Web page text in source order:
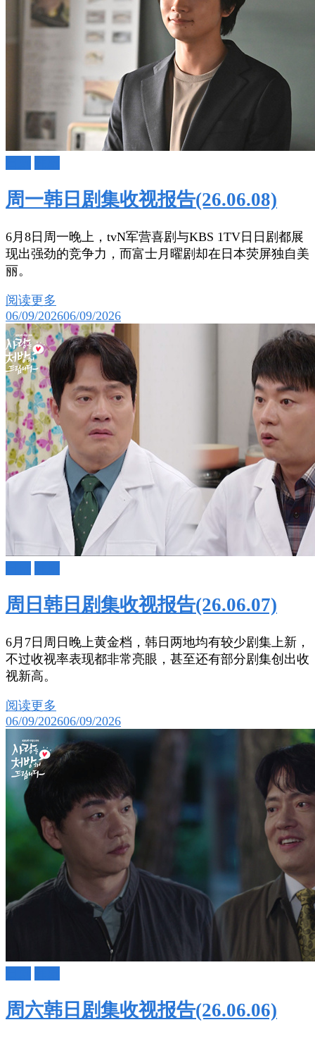
周一韩日剧集收视报告(26.06.08)
6月8日周一晚上，tvN军营喜剧与KBS 1TV日日剧都展
现出强劲的竞争力，而富士月曜剧却在日本荧屏独自美
丽。
阅读更多
06/09/202606/09/2026
周日韩日剧集收视报告(26.06.07)
6月7日周日晚上黄金档，韩日两地均有较少剧集上新，
不过收视率表现都非常亮眼，甚至还有部分剧集创出收
视新高。
阅读更多
06/09/202606/09/2026
周六韩日剧集收视报告(26.06.06)